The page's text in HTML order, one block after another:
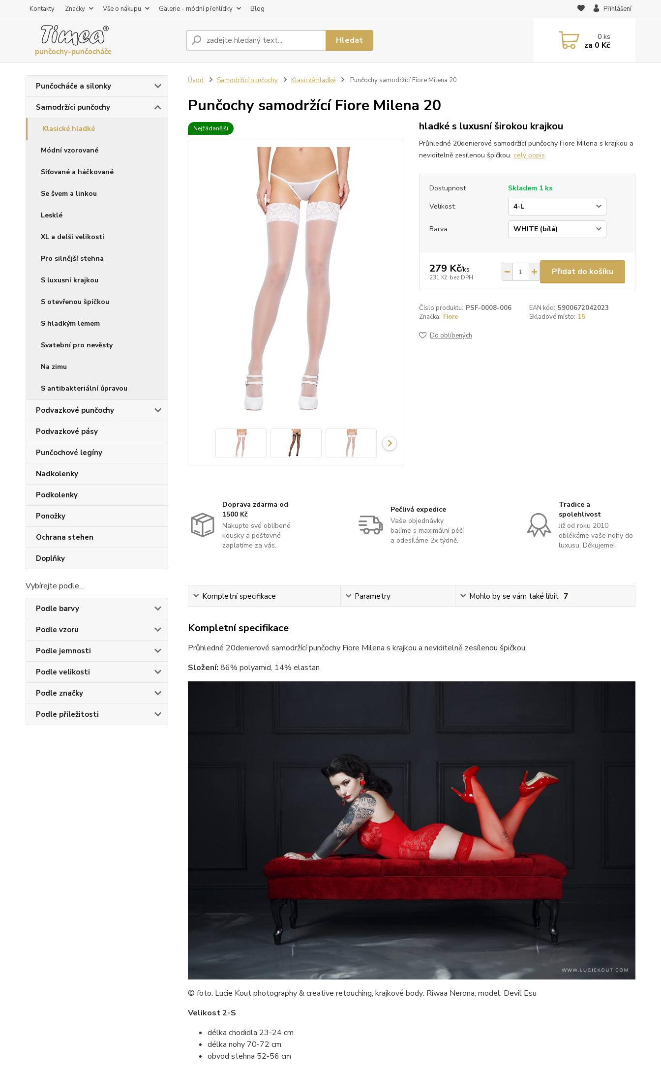
Kontakty Značky Vše o nákupu Galerie - módní přehlídky Blog Přihlášení
Hledat 0ks
za 0 Kč
Punčocháče a silonky
Samodržící punčochy
Klasické hladké
Módní vzorované
Síťované a háčkované
Se švem a linkou
Lesklé
XL a delší velikosti
Pro silnější stehna
S luxusní krajkou
S otevřenou špičkou
S hladkým lemem
Svatební pro nevěsty
Na zimu
S antibakteriální úpravou
Podvazkové punčochy
Podvazkové pásy
Punčochové legíny
Nadkolenky
Podkolenky
Ponožky
Ochrana stehen
Doplňky
Vybírejte podle...
Podle barvy
Podle vzoru
Podle jemnosti
Podle velikosti
Podle značky
Podle příležitosti
Úvod Samodržící punčochy Klasické hladké Punčochy samodržící Fiore Milena 20
Punčochy samodržící Fiore Milena 20
Nejžádanější hladké s luxusní širokou krajkou
Průhledné 20denierové samodržící punčochy Fiore Milena s krajkou a
neviditelně zesílenou špičkou. celý popis
Dostupnost
Skladem 1 ks
Velikost:
Barva:
279 Kč/ks
231 Kč bez DPH
Přidat do košíku
Číslo produktu: PSF-0008-006 EAN kód: 5900672042023
Značka: Fiore Skladové místo: 15
Do oblíbených
Doprava zdarma od
1500 Kč
Nakupte své oblíbené
kousky a poštovné
zaplatíme za vás.
Pečlivá expedice
Vaše objednávky
balíme s maximální péčí
a odesíláme 2x týdně.
Tradice a
spolehlivost
Již od roku 2010
oblékáme vaše nohy do
luxusu. Děkujeme!
Kompletní specifikace Parametry Mohlo by se vám také líbit 7
Kompletní specifikace
Průhledné 20denierové samodržící punčochy Fiore Milena s krajkou a neviditelně zesílenou špičkou.
Složení: 86% polyamid, 14% elastan
© foto: Lucie Kout photography & creative retouching, krajkové body: Riwaa Nerona, model: Devil Esu
Velikost 2-S
délka chodidla 23-24 cm
délka nohy 70-72 cm
obvod stehna 52-56 cm